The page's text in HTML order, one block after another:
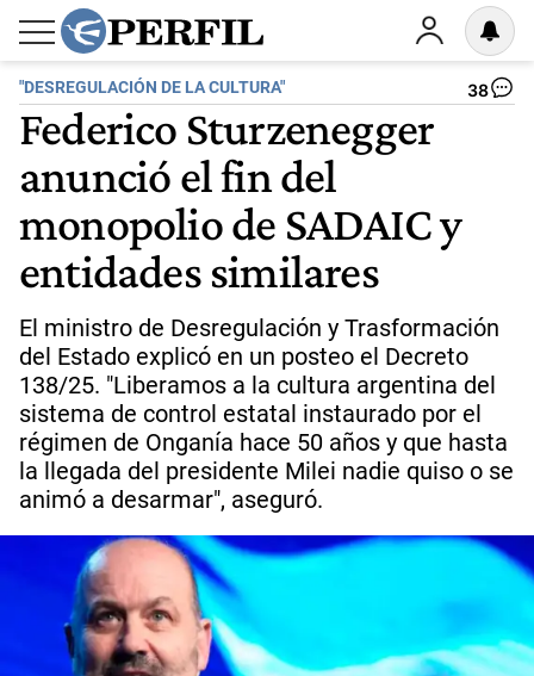
"DESREGULACIÓN DE LA CULTURA" 38
Federico Sturzenegger
anunció el fin del
monopolio de SADAIC y
entidades similares
El ministro de Desregulación y Trasformación
del Estado explicó en un posteo el Decreto
138/25. "Liberamos a la cultura argentina del
sistema de control estatal instaurado por el
régimen de Onganía hace 50 años y que hasta
la llegada del presidente Milei nadie quiso o se
animó a desarmar", aseguró.